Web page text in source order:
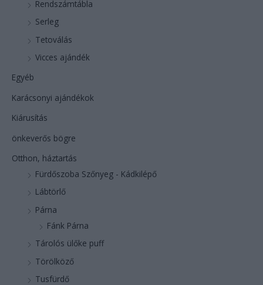
Rendszámtábla
Serleg
Tetoválás
Vicces ajándék
Egyéb
Karácsonyi ajándékok
Kiárusítás
önkeverős bögre
Otthon, háztartás
Fürdőszoba Szőnyeg - Kádkilépő
Lábtörlő
Párna
Fánk Párna
Tárolós ülőke puff
Törölköző
Tusfürdő